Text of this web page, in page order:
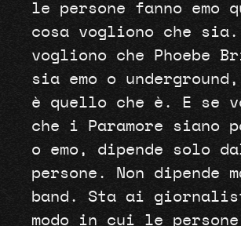
le persone fanno emo
cosa vogliono che sia.
vogliono che Phoebe
sia emo o
è quello che è. E se
che i Paramore siano
o emo, dipende solo
persone. Non dipende
band. Sta ai
modo in cui le persone